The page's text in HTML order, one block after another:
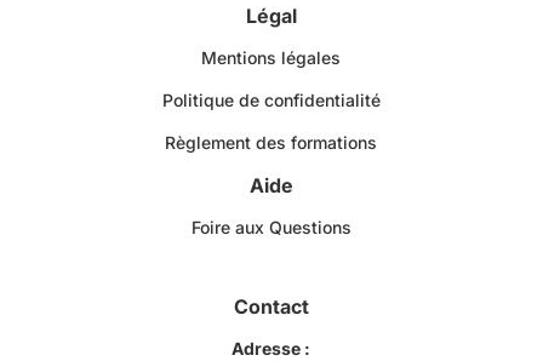
Légal
Mentions légales
Politique de confidentialité
Règlement des formations
Aide
Foire aux Questions
Contact
Adresse :